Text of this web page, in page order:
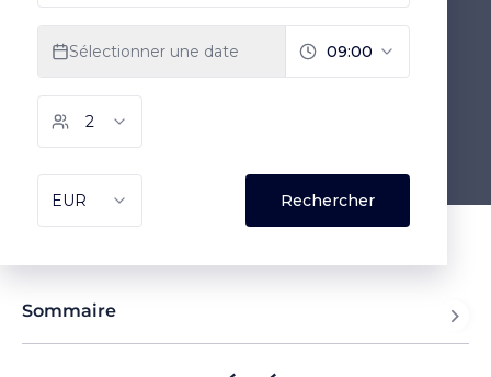
Sommaire